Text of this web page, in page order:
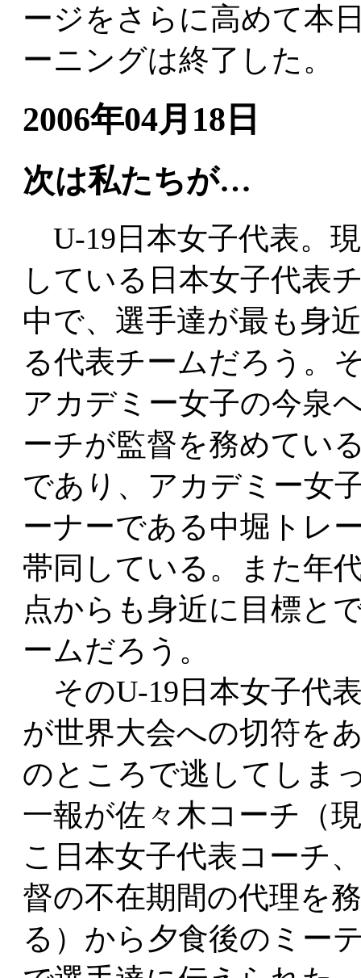
ージをさらに高めて本
ーニングは終了した。
2006年04月18日
次は私たちが…
U-19日本女子代表。
している日本女子代表
中で、選手達が最も身
る代表チームだろう。
アカデミー女子の今泉
ーチが監督を務めてい
であり、アカデミー女
ーナーである中堀トレ
帯同している。また年
点からも身近に目標と
ームだろう。
そのU-19日本女子代
が世界大会への切符を
のところで逃してしま
一報が佐々木コーチ（
こ日本女子代表コーチ
督の不在期間の代理を
る）から夕食後のミー